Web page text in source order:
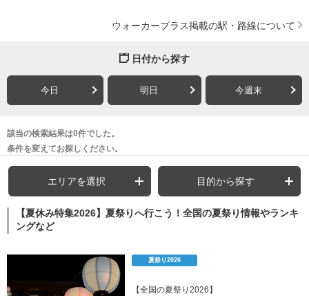
ウォーカープラス掲載の駅・路線について
日付から探す
今日 明日 今週末
該当の検索結果は0件でした。
条件を変えてお探しください。
エリアを選択 目的から探す
【夏休み特集2026】夏祭りへ行こう！全国の夏祭り情報やランキ
ングなど
夏祭り2026
【全国の夏祭り2026】